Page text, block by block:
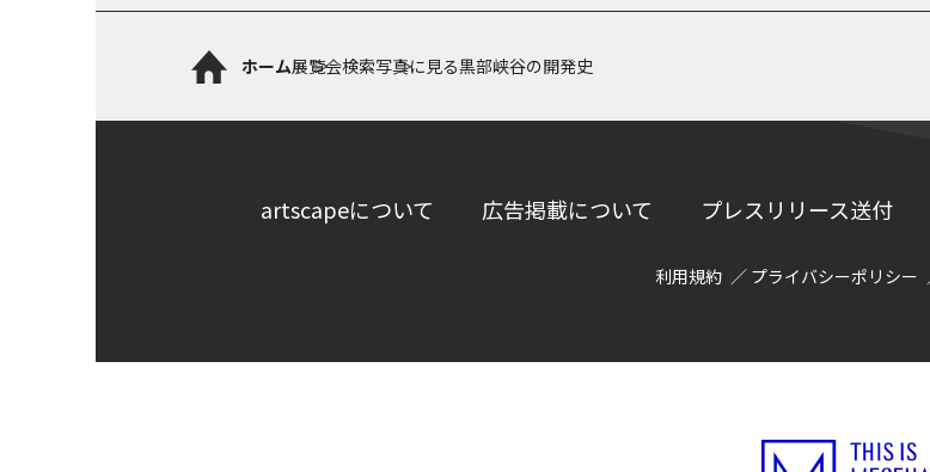
ホーム展覧会検索写真に見る黒部峡谷の開発史
artscapeについて 広告掲載について プレスリリース送付
利用規約 プライバシーポリシー